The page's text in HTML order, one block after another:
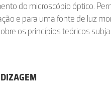
do microscópio óptico.
e para uma fonte de luz
os princípios teóricos